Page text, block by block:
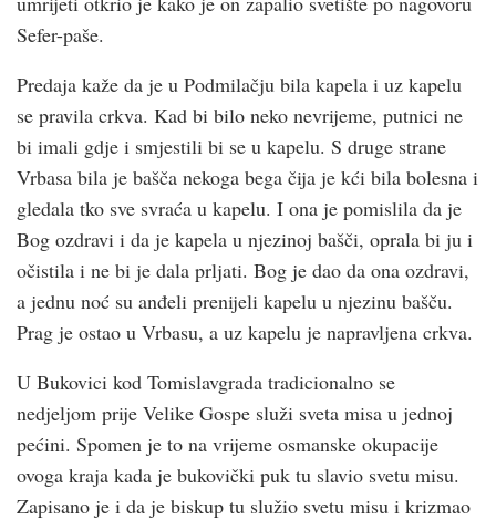
Sefer-paše.
Predaja kaže da je u Podmilačju bila kapela i uz kapelu
se pravila crkva. Kad bi bilo neko nevrijeme, putnici ne
bi imali gdje i smjestili bi se u kapelu. S druge strane
Vrbasa bila je bašča nekoga bega čija je kći bila bolesna i
gledala tko sve svraća u kapelu. I ona je pomislila da je
Bog ozdravi i da je kapela u njezinoj bašči, oprala bi ju i
očistila i ne bi je dala prljati. Bog je dao da ona ozdravi,
a jednu noć su anđeli prenijeli kapelu u njezinu bašču.
Prag je ostao u Vrbasu, a uz kapelu je napravljena crkva.
U Bukovici kod Tomislavgrada tradicionalno se
nedjeljom prije Velike Gospe služi sveta misa u jednoj
pećini. Spomen je to na vrijeme osmanske okupacije
ovoga kraja kada je bukovički puk tu slavio svetu misu.
Zapisano je i da je biskup tu služio svetu misu i krizmao